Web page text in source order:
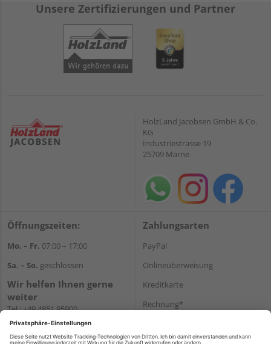
Unsere Zertifizierungen und Partner
HolzLand Jacobsen GmbH & Co.
KG
Industriestrasse 19
25709 Marne
Öffnungszeiten:
Mo. – Fr. 07:00 – 17:00
Sa. – So. geschlossen
Wir helfen Ihnen gerne
weiter
Tel.:+49 4851 95900
E-Mail:info@holzland-
Zahlungsarten
PayPal
Onlineüberweisung
Kreditkarte
Rechnung*